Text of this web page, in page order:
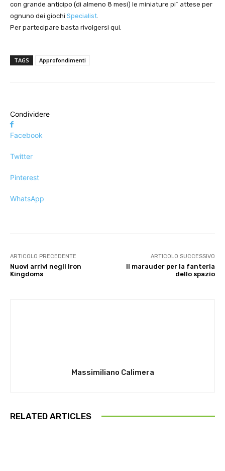
con grande anticipo (di almeno 8 mesi) le miniature pi¨ attese per
ognuno dei giochi Specialist.
Per partecipare basta rivolgersi qui.
TAGS Approfondimenti
Condividere
Facebook
Twitter
Pinterest
WhatsApp
ARTICOLO PRECEDENTE
Nuovi arrivi negli Iron
Kingdoms
ARTICOLO SUCCESSIVO
Il marauder per la fanteria
dello spazio
Massimiliano Calimera
RELATED ARTICLES